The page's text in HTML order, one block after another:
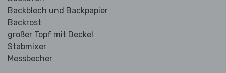
Backblech und Backpapier
Backrost
großer Topf mit Deckel
Stabmixer
Messbecher